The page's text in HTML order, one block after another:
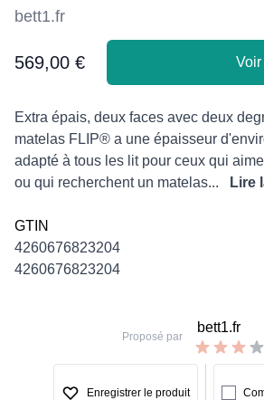
bett1.fr
Product information
569,00 € Voir
Description
Extra épais, deux faces avec deux
matelas FLIP® a une épaisseur
adapté à tous les lit pour ceux qui
ou qui recherchent un matelas...
Lire
GTIN
4260676823204
4260676823204
Proposé par
bett1.fr
Enregistrer le produit